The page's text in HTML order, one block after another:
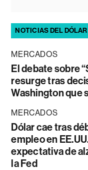
NOTICIAS DEL DÓLAR
MERCADOS
El debate sobre
resurge tras
Washington que
MERCADOS
Dólar cae tras
empleo en
expectativa de
la Fed